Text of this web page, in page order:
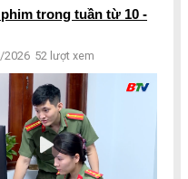
trong tuần từ 10 -
2026 52 lượt xem